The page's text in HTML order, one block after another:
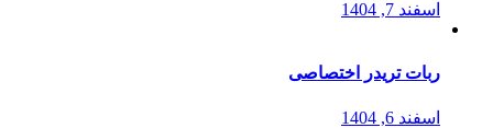
اسفند 7, 1404
ربات تریدر اختصاصی
اسفند 6, 1404